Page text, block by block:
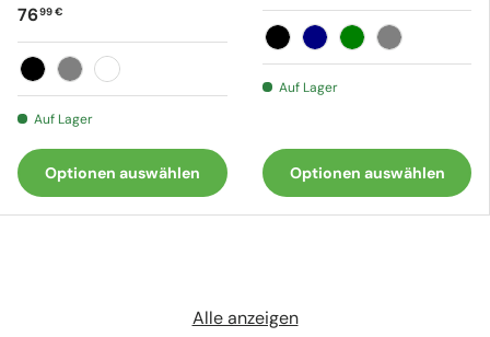
Normaler Preis
7699 €
Schwarz
GrauWeiß
Auf Lager
Optionen auswählen
SchwarzMarineblau
GrünGrau
Auf Lager
Optionen auswählen
Alle anzeigen